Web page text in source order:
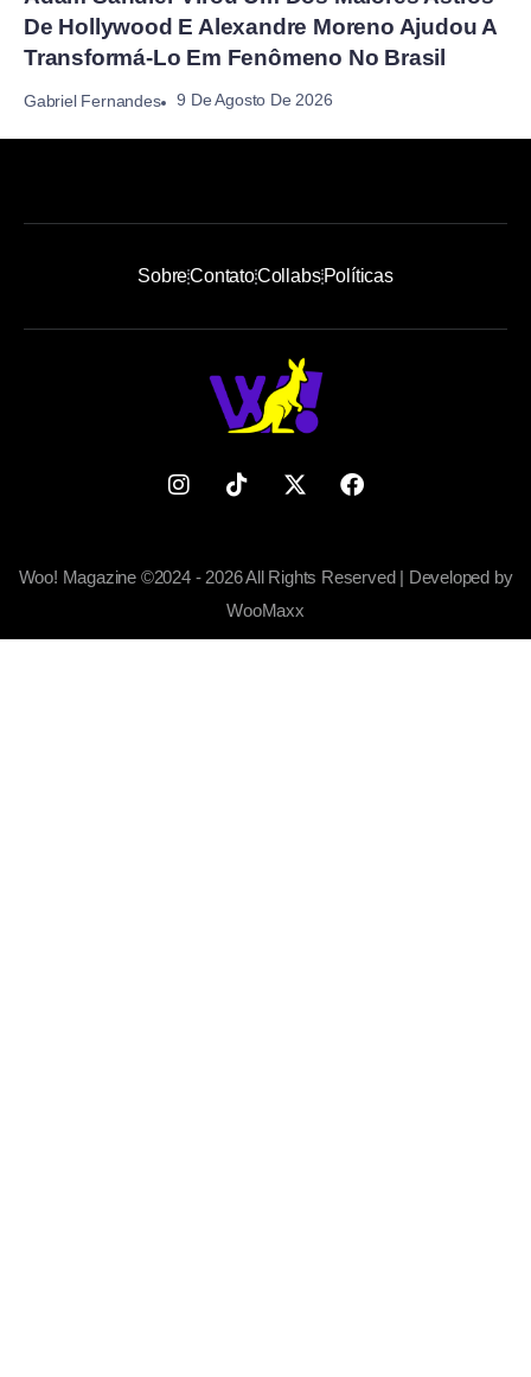
De Hollywood E Alexandre Moreno Ajudou A
Transformá-Lo Em Fenômeno No Brasil
Gabriel Fernandes 9 De Agosto De 2026
SobreContatoCollabsPolíticas
Woo! Magazine ©2024 - 2026 All Rights Reserved | Developed by
WooMaxx